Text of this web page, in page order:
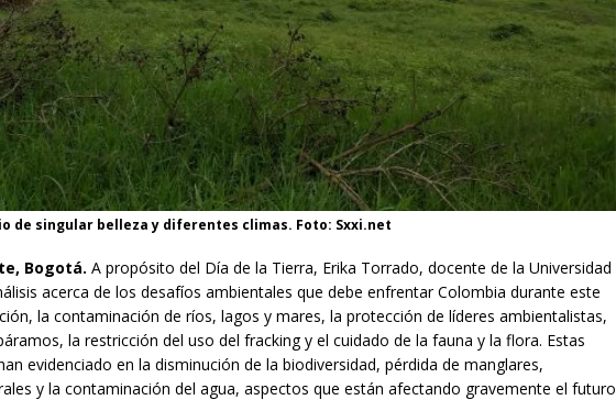
de singular belleza y diferentes climas. Foto: Sxxi.net
Bogotá. A propósito del Día de la Tierra, Erika Torrado, docente de la Universidad
acerca de los desafíos ambientales que debe enfrentar Colombia durante este
la contaminación de ríos, lagos y mares, la protección de líderes ambientalistas,
la restricción del uso del fracking y el cuidado de la fauna y la flora. Estas
evidenciado en la disminución de la biodiversidad, pérdida de manglares,
y la contaminación del agua, aspectos que están afectando gravemente el futuro